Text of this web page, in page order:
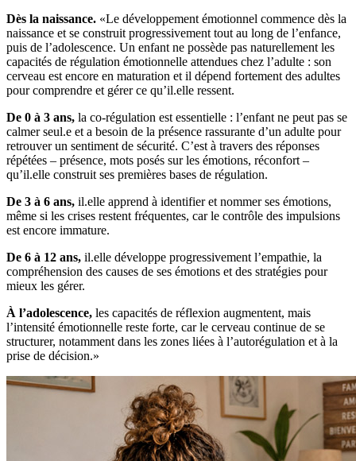
Dès la naissance. «Le développement émotionnel commence dès la
naissance et se construit progressivement tout au long de l’enfance,
puis de l’adolescence. Un enfant ne possède pas naturellement les
capacités de régulation émotionnelle attendues chez l’adulte : son
cerveau est encore en maturation et il dépend fortement des adultes
pour comprendre et gérer ce qu’il.elle ressent.
De 0 à 3 ans, la co-régulation est essentielle : l’enfant ne peut pas se
calmer seul.e et a besoin de la présence rassurante d’un adulte pour
retrouver un sentiment de sécurité. C’est à travers des réponses
répétées – présence, mots posés sur les émotions, réconfort –
qu’il.elle construit ses premières bases de régulation.
De 3 à 6 ans, il.elle apprend à identifier et nommer ses émotions,
même si les crises restent fréquentes, car le contrôle des impulsions
est encore immature.
De 6 à 12 ans, il.elle développe progressivement l’empathie, la
compréhension des causes de ses émotions et des stratégies pour
mieux les gérer.
À l’adolescence, les capacités de réflexion augmentent, mais
l’intensité émotionnelle reste forte, car le cerveau continue de se
structurer, notamment dans les zones liées à l’autorégulation et à la
prise de décision.»